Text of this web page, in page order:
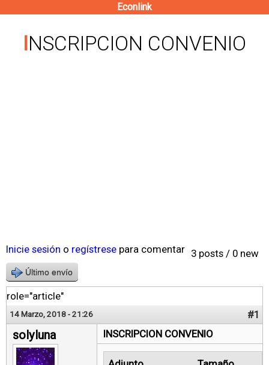
contenido
Econlink
INSCRIPCION CONVENIO
3 posts / 0 new
Inicie sesión o regístrese para comentar
Último envío
role="article"
14 Marzo, 2018 - 21:26 #1
solyluna INSCRIPCION CONVENIO